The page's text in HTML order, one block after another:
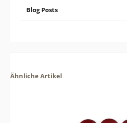
Blog Posts
Ähnliche Artikel